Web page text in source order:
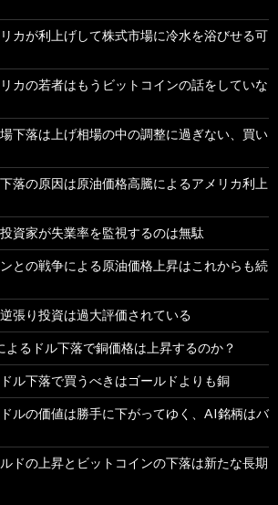
カが利上げして株式市場に冷水を浴びせる可
カの若者はもうビットコインの話をしていな
下落は上げ相場の中の調整に過ぎない、買い
落の原因は原油価格高騰によるアメリカ利上
資家が失業率を監視するのは無駄
との戦争による原油価格上昇はこれからも続
張り投資は過大評価されている
よるドル下落で銅価格は上昇するのか？
ル下落で買うべきはゴールドよりも銅
ルの価値は勝手に下がってゆく、AI銘柄はバ
ドの上昇とビットコインの下落は新たな長期